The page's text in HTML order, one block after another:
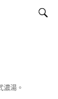
濃湯。